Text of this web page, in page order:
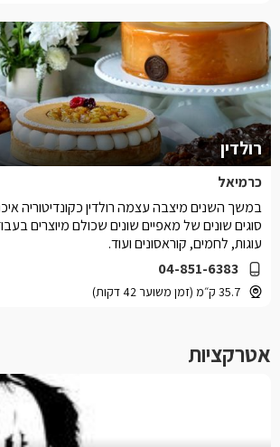
רולדין
כרמיאל
04-851-6383
35.7 ק״מ (זמן משוער 42 דקות)
סוגים שונים של מאפיים שונים שכולם מיוצרים
עוגות, לחמים, קוראסונים ועוד.
אטרקציות